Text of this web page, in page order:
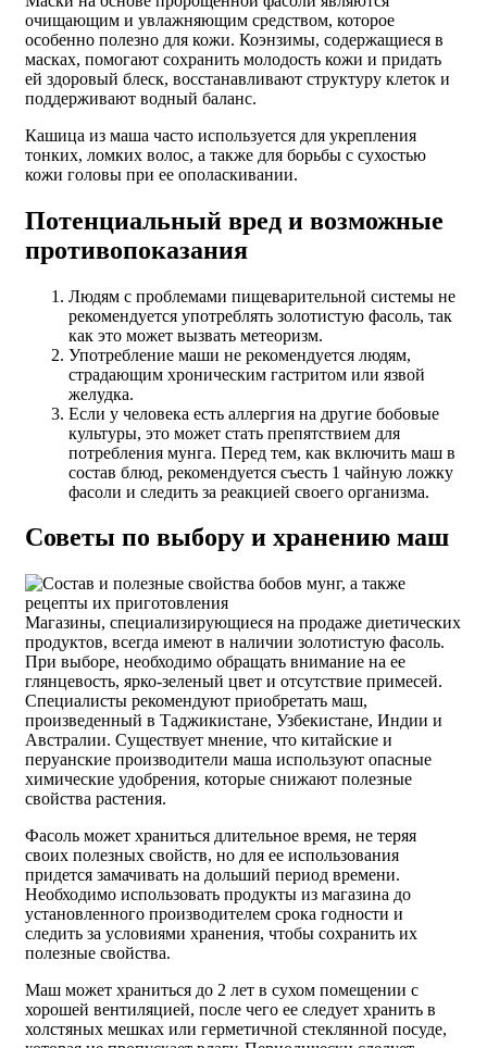
очищающим и увлажняющим средством, которое
особенно полезно для кожи. Коэнзимы, содержащиеся в
масках, помогают сохранить молодость кожи и придать
ей здоровый блеск, восстанавливают структуру клеток и
поддерживают водный баланс.
Кашица из маша часто используется для укрепления
тонких, ломких волос, а также для борьбы с сухостью
кожи головы при ее ополаскивании.
Потенциальный вред и возможные
противопоказания
Людям с проблемами пищеварительной системы не
рекомендуется употреблять золотистую фасоль, так
как это может вызвать метеоризм.
Употребление маши не рекомендуется людям,
страдающим хроническим гастритом или язвой
желудка.
Если у человека есть аллергия на другие бобовые
культуры, это может стать препятствием для
потребления мунга. Перед тем, как включить маш в
состав блюд, рекомендуется съесть 1 чайную ложку
фасоли и следить за реакцией своего организма.
Советы по выбору и хранению маш
Магазины, специализирующиеся на продаже диетических
продуктов, всегда имеют в наличии золотистую фасоль.
При выборе, необходимо обращать внимание на ее
глянцевость, ярко-зеленый цвет и отсутствие примесей.
Специалисты рекомендуют приобретать маш,
произведенный в Таджикистане, Узбекистане, Индии и
Австралии. Существует мнение, что китайские и
перуанские производители маша используют опасные
химические удобрения, которые снижают полезные
свойства растения.
Фасоль может храниться длительное время, не теряя
своих полезных свойств, но для ее использования
придется замачивать на дольший период времени.
Необходимо использовать продукты из магазина до
установленного производителем срока годности и
следить за условиями хранения, чтобы сохранить их
полезные свойства.
Маш может храниться до 2 лет в сухом помещении с
хорошей вентиляцией, после чего ее следует хранить в
холстяных мешках или герметичной стеклянной посуде,